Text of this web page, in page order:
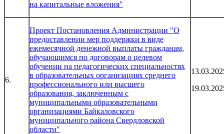
на капитальные вложения"
6.
Проект Постановления Администрации "О
предоставлении мер поддержки в виде
ежемесячной денежной выплаты гражданам,
обучающимся по договорам о целевом
обучении на педагогических специальностях
в образовательных организациях среднего
профессионального или высшего
образования, заключенным с
муниципальными образовательными
организациями Байкаловского
муниципального района Свердловской
области"